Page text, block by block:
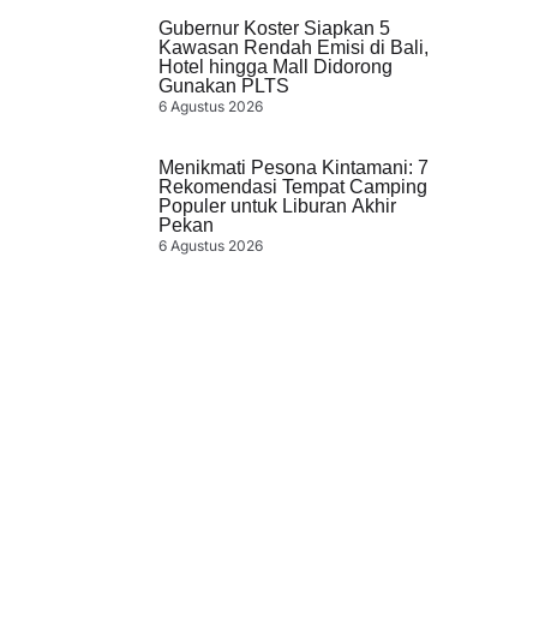
Gubernur Koster Siapkan 5
Kawasan Rendah Emisi di Bali,
Hotel hingga Mall Didorong
Gunakan PLTS
6 Agustus 2026
Menikmati Pesona Kintamani: 7
Rekomendasi Tempat Camping
Populer untuk Liburan Akhir
Pekan
6 Agustus 2026